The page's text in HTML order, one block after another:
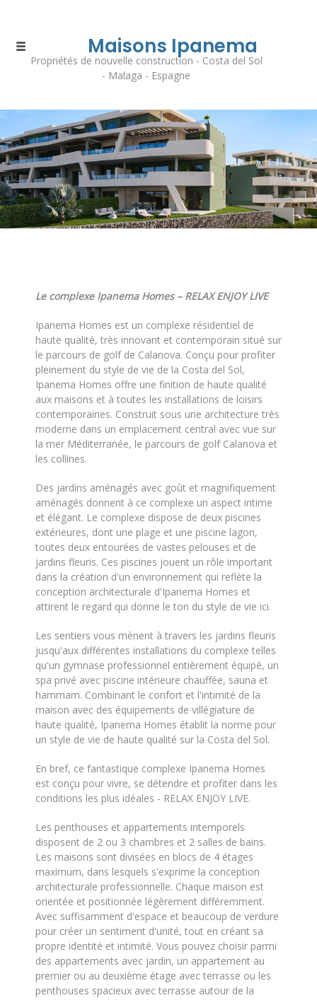
Maisons Ipanema
Propriétés de nouvelle construction - Costa del Sol
- Malaga - Espagne
Le complexe Ipanema Homes – RELAX ENJOY LIVE
Ipanema Homes est un complexe résidentiel de
haute qualité, très innovant et contemporain situé sur
le parcours de golf de Calanova. Conçu pour profiter
pleinement du style de vie de la Costa del Sol,
Ipanema Homes offre une finition de haute qualité
aux maisons et à toutes les installations de loisirs
contemporaines. Construit sous une architecture très
moderne dans un emplacement central avec vue sur
la mer Méditerranée, le parcours de golf Calanova et
les collines.
Des jardins aménagés avec goût et magnifiquement
aménagés donnent à ce complexe un aspect intime
et élégant. Le complexe dispose de deux piscines
extérieures, dont une plage et une piscine lagon,
toutes deux entourées de vastes pelouses et de
jardins fleuris. Ces piscines jouent un rôle important
dans la création d'un environnement qui reflète la
conception architecturale d'Ipanema Homes et
attirent le regard qui donne le ton du style de vie ici.
Les sentiers vous mènent à travers les jardins fleuris
jusqu'aux différentes installations du complexe telles
qu'un gymnase professionnel entièrement équipé, un
spa privé avec piscine intérieure chauffée, sauna et
hammam. Combinant le confort et l'intimité de la
maison avec des équipements de villégiature de
haute qualité, Ipanema Homes établit la norme pour
un style de vie de haute qualité sur la Costa del Sol.
En bref, ce fantastique complexe Ipanema Homes
est conçu pour vivre, se détendre et profiter dans les
conditions les plus idéales - RELAX ENJOY LIVE.
Les penthouses et appartements intemporels
disposent de 2 ou 3 chambres et 2 salles de bains.
Les maisons sont divisées en blocs de 4 étages
maximum, dans lesquels s'exprime la conception
architecturale professionnelle. Chaque maison est
orientée et positionnée légèrement différemment.
Avec suffisamment d'espace et beaucoup de verdure
pour créer un sentiment d'unité, tout en créant sa
propre identité et intimité. Vous pouvez choisir parmi
des appartements avec jardin, un appartement au
premier ou au deuxième étage avec terrasse ou les
penthouses spacieux avec terrasse autour de la